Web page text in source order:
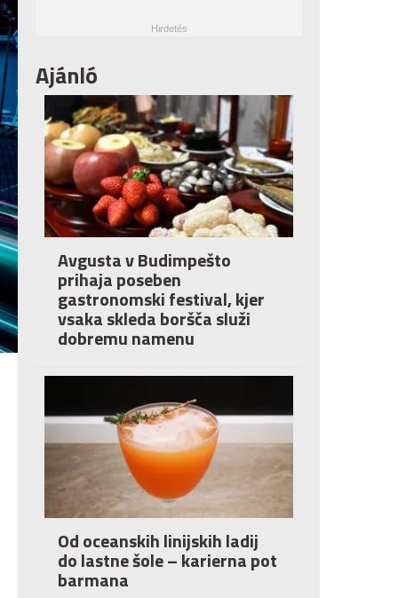
Ajánló
Avgusta v Budimpešto
prihaja poseben
gastronomski festival, kjer
vsaka skleda boršča služi
dobremu namenu
Od oceanskih linijskih ladij
do lastne šole – karierna pot
barmana